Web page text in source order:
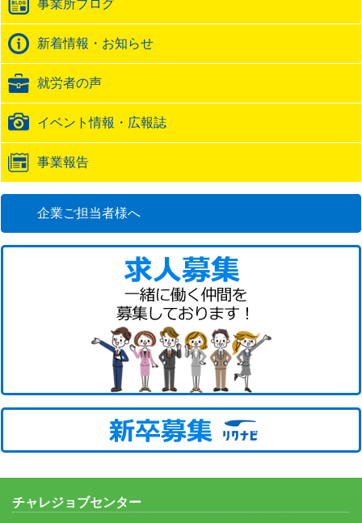
ッ
ク
バ
ッ
ク
URL
事業所ブログ
新着情報・お知らせ
就労者の声
イベント情報・広報誌
事業報告
企業ご担当者様へ
チャレジョブセンター